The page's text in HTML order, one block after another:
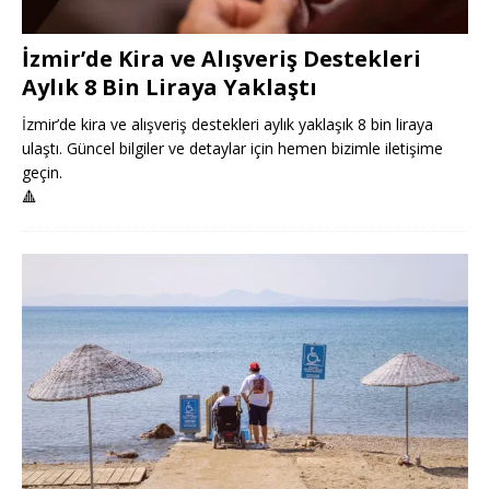
İzmir’de Kira ve Alışveriş Destekleri
Aylık 8 Bin Liraya Yaklaştı
İzmir’de kira ve alışveriş destekleri aylık yaklaşık 8 bin liraya
ulaştı. Güncel bilgiler ve detaylar için hemen bizimle iletişime
geçin.
🔺